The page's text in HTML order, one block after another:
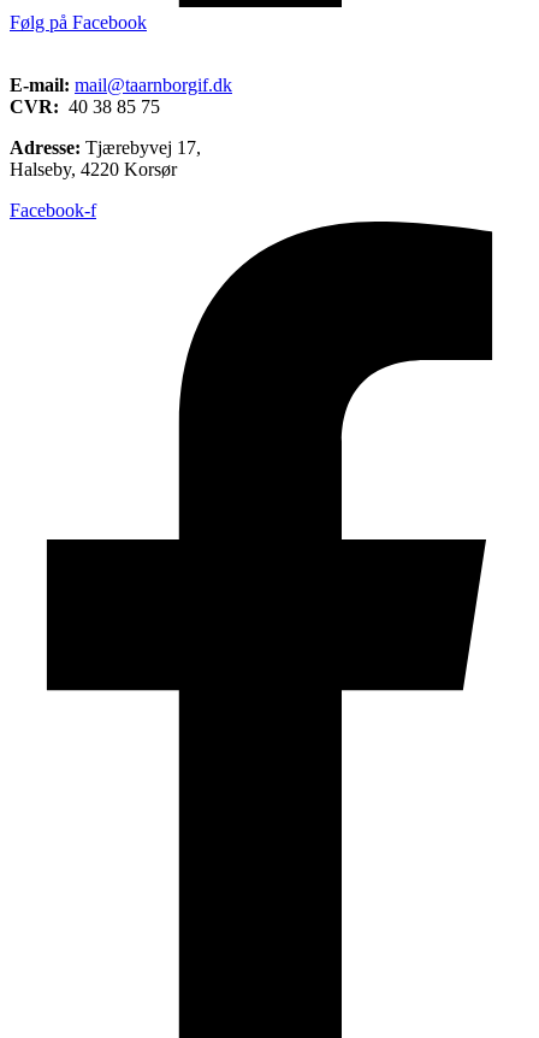
Følg på Facebook
E-mail: mail@taarnborgif.dk
CVR: 40 38 85 75
Adresse: Tjærebyvej 17,
Halseby, 4220 Korsør
Facebook-f